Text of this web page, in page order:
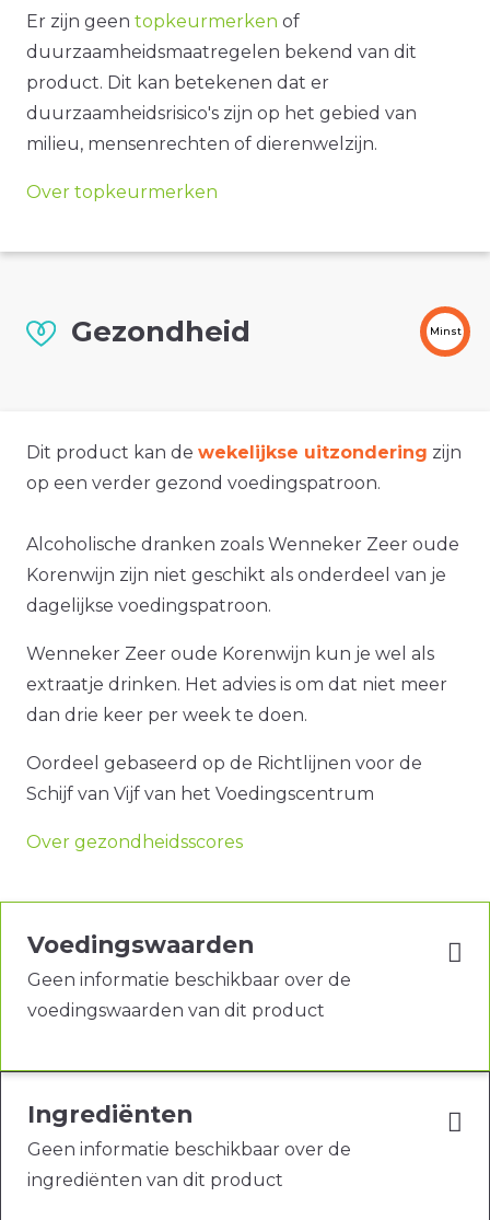
Er zijn geen topkeurmerken of
duurzaamheidsmaatregelen bekend van dit
product. Dit kan betekenen dat er
duurzaamheidsrisico's zijn op het gebied van
milieu, mensenrechten of dierenwelzijn.
Over topkeurmerken
Gezondheid Minst
Dit product kan de wekelijkse uitzondering zijn
op een verder gezond voedingspatroon.
Alcoholische dranken zoals Wenneker Zeer oude
Korenwijn zijn niet geschikt als onderdeel van je
dagelijkse voedingspatroon.
Wenneker Zeer oude Korenwijn kun je wel als
extraatje drinken. Het advies is om dat niet meer
dan drie keer per week te doen.
Oordeel gebaseerd op de Richtlijnen voor de
Schijf van Vijf van het Voedingscentrum
Over gezondheidsscores
Voedingswaarden
Geen informatie beschikbaar over de
voedingswaarden van dit product
Ingrediënten
Geen informatie beschikbaar over de
ingrediënten van dit product